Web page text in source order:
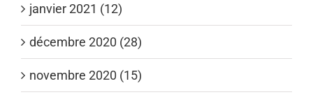
janvier 2021 (12)
décembre 2020 (28)
novembre 2020 (15)